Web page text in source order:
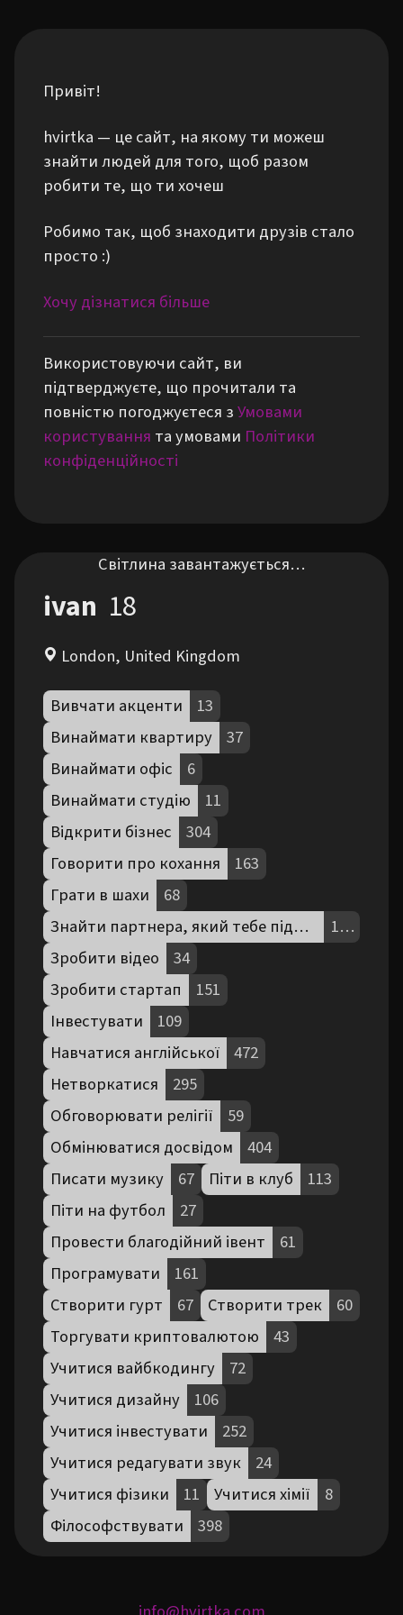
Привіт!
hvirtka — це сайт, на якому ти можеш
знайти людей для того, щоб разом
робити те, що ти хочеш
Робимо так, щоб знаходити друзів стало
просто :)
Хочу дізнатися більше
Використовуючи сайт, ви
підтверджуєте, що прочитали та
повністю погоджуєтеся зУмовами
користування та умовами Політики
конфіденційності
Світлина завантажується…
ivan 18
London, United Kingdom
Вивчати акценти
13
Винаймати квартиру
37
Винаймати офіс
6
Винаймати студію
11
Відкрити бізнес
304
Говорити про кохання
163
Грати в шахи
68
Знайти партнера, який тебе підтримує
190
Зробити відео
34
Зробити стартап
151
Інвестувати
109
Навчатися англійської
472
Нетворкатися
295
Обговорювати релігії
59
Обмінюватися досвідом
404
Писати музику
67 Піти в клуб
113
Піти на футбол
27
Провести благодійний івент
61
Програмувати
161
Створити гурт
67 Створити трек
60
Торгувати криптовалютою
43
Учитися вайбкодингу
72
Учитися дизайну
106
Учитися інвестувати
252
Учитися редагувати звук
24
Учитися фізики
11 Учитися хімії
8
Філософствувати
398